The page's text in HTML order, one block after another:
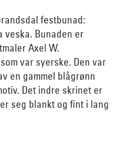
festbunad:
veska. Bunaden er
Axel W.
var syerske. Den var
en gammel blågrønn
Det indre skrinet er
seg blankt og fint i lang